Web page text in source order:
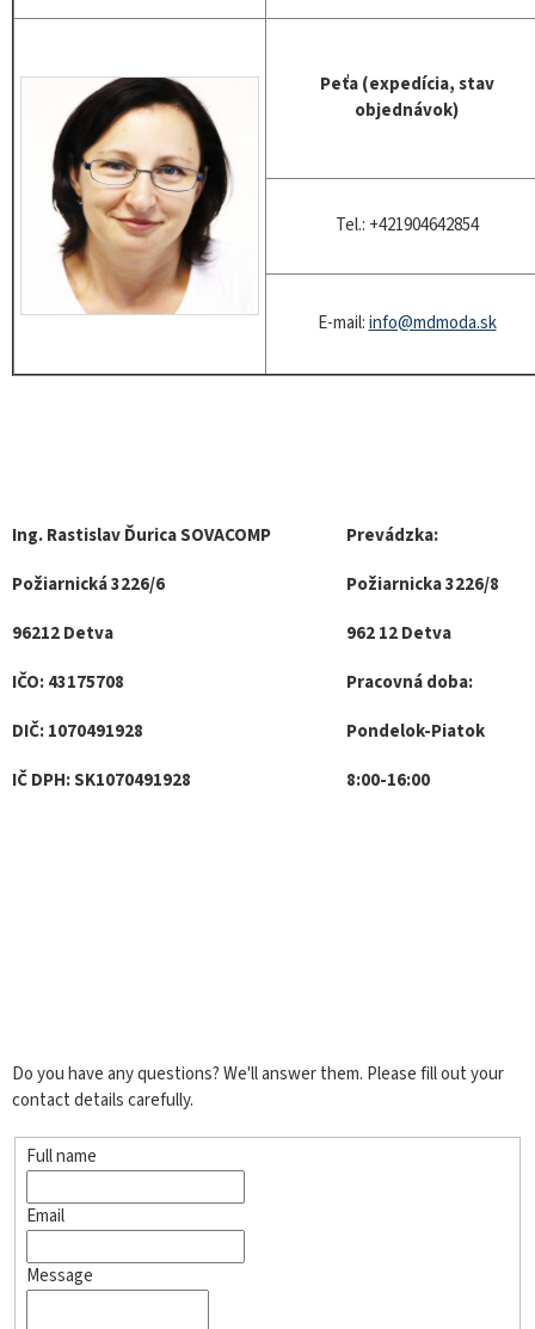
Peťa (expedícia, stav
objednávok)
Tel.: +421904642854
E-mail:info@mdmoda.sk
Ing. Rastislav Ďurica SOVACOMP
Požiarnická 3226/6
96212 Detva
IČO: 43175708
DIČ: 1070491928
IČ DPH: SK1070491928
Prevádzka:
Požiarnicka 3226/8
962 12 Detva
Pracovná doba:
Pondelok-Piatok
8:00-16:00
Do you have any questions? We'll answer them. Please fill out your
contact details carefully.
Full name
Email
Message